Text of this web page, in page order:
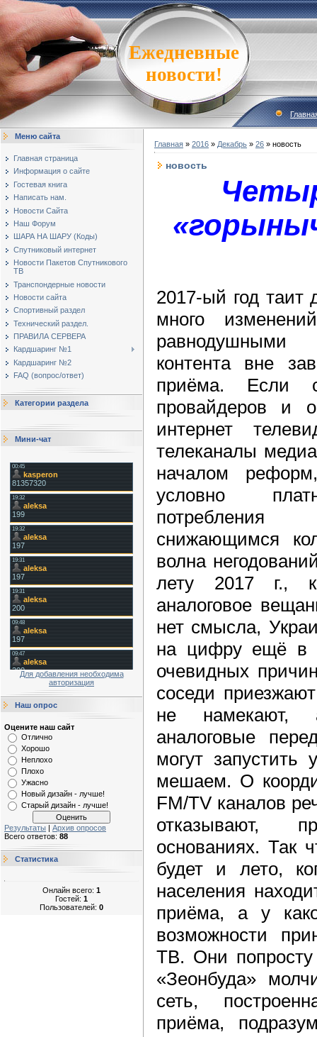
Ежедневные
новости!
Меню сайта
Главная страница
Информация о сайте
Гостевая книга
Написать нам.
Новости Сайта
Наш Форум
ШАРА НА ШАРУ (Коды)
Спутниковый интернет
Новости Пакетов Спутникового
ТВ
Транспондерные новости
Новости сайта
Спортивный раздел
Технический раздел.
ПРАВИЛА СЕРВЕРА
Кардшаринг №1
Кардшаринг №2
FAQ (вопрос/ответ)
Категории раздела
Мини-чат
Для добавления необходима
авторизация
Наш опрос
Оцените наш сайт
Отлично
Хорошо
Неплохо
Плохо
Ужасно
Новый дизайн - лучше!
Старый дизайн - лучше!
Результаты | Архив опросов
Всего ответов: 88
Статистика
Онлайн всего: 1
Гостей: 1
Пользователей: 0
Главная » 2016 » Декабрь » 26 » новость
новость
2017-ый год таит
много
равнодушными
контента вне
приёма. Если
провайдеров и
интернет
телеканалы
началом
условно
снижающимся
волна
лету 2017 г.,
аналоговое
нет смысла,
на цифру ещё в
очевидных
соседи
не намекают,
аналоговые
могут
мешаем. О
FM/TV каналов
отказывают,
основаниях. Так
будет и лето,
населения
приёма, а у
возможности
ТВ. Они
«Зеонбуда»
сеть,
приёма,